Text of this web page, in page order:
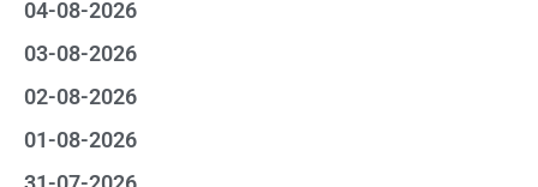
04-08-2026
03-08-2026
02-08-2026
01-08-2026